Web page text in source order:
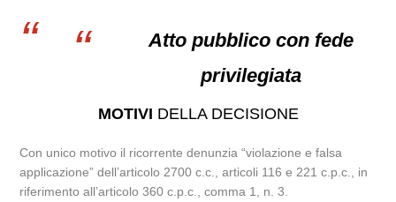
Atto pubblico con fede
privilegiata
MOTIVI DELLA DECISIONE
Con unico motivo il ricorrente denunzia “violazione e falsa
applicazione” dell’articolo 2700 c.c., articoli 116 e 221 c.p.c., in
riferimento all’articolo 360 c.p.c., comma 1, n. 3.